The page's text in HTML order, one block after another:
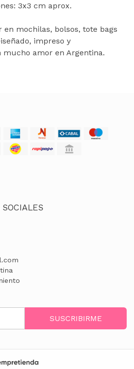
3x3 cm aprox.
en mochilas, bolsos, tote bags
impreso y
mucho amor en Argentina.
SUSCRIBIRME